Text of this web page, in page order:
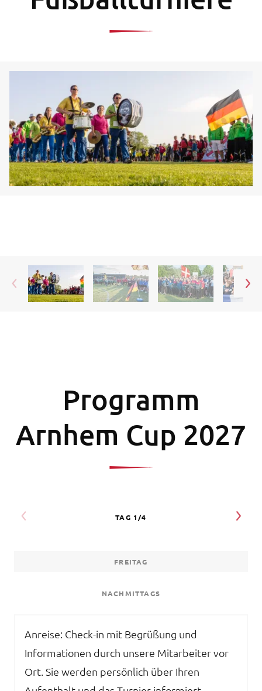
Programm
Arnhem Cup 2027
FREITAG
NACHMITTAGS
Anreise: Check-in mit Begrüßung und
Informationen durch unsere Mitarbeiter vor
Ort. Sie werden persönlich über Ihren